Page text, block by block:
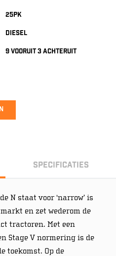
25pk
diesel
9 vooruit 3 achteruit
Specificaties
N staat voor ‘narrow’ is
en zet wederom de
tractoren. Met een
Stage V normering is de
toekomst. Op de